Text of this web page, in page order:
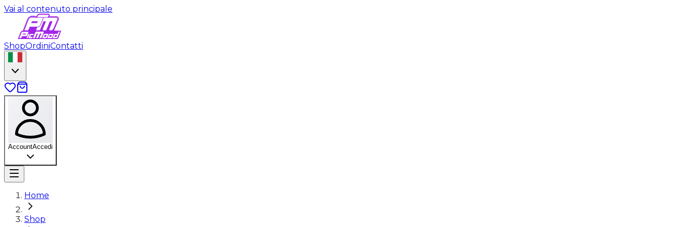
Vai al contenuto principale
ShopOrdiniContatti
AccountAccedi
Home
Shop